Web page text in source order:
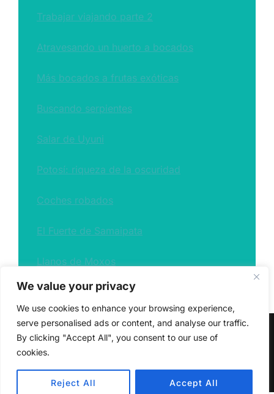
We value your privacy
We use cookies to enhance your browsing experience,
serve personalised ads or content, and analyse our traffic.
By clicking "Accept All", you consent to our use of
cookies.
Reject All Accept All
Trabajar viajando parte 2
Atravesando un huerto a bocados
Más bocados a frutas exóticas
Buscando serpientes
Salar de Uyuni
Potosí: riqueza de la oscuridad
Coches robados
El Fuerte de Samaipata
Llanos de Moxos
Política de privacidad
Inspiro ThemeporWPZOOM